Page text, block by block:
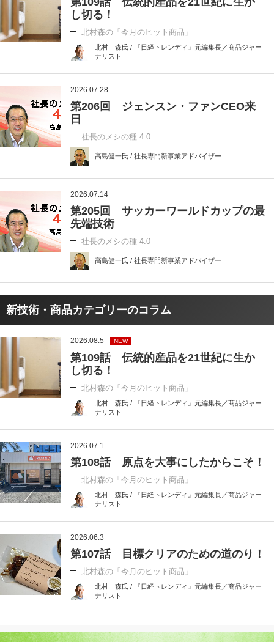
し切る！
北村森の「今月のヒット商品」
北村 森氏 / 『日経トレンディ』元編集長／商品ジャー
ナリスト
2026.07.28
第206回 ジェンスン・ファンCEO来
日
社長のメシの種 4.0
高島健一氏 / 社長専門新事業アドバイザー
2026.07.14
第205回 サッカーワールドカップの最
先端技術
社長のメシの種 4.0
高島健一氏 / 社長専門新事業アドバイザー
新技術・商品カテゴリーのコラム
2026.08.5 NEW
第109話 伝統的産品を21世紀に生か
し切る！
北村森の「今月のヒット商品」
北村 森氏 / 『日経トレンディ』元編集長／商品ジャー
ナリスト
2026.07.1
第108話 原点を大事にしたからこそ！
北村森の「今月のヒット商品」
北村 森氏 / 『日経トレンディ』元編集長／商品ジャー
ナリスト
2026.06.3
第107話 目標クリアのための道のり！
北村森の「今月のヒット商品」
北村 森氏 / 『日経トレンディ』元編集長／商品ジャー
ナリスト